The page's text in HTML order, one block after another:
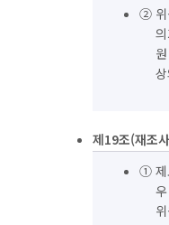
② 위
제19조(재조
① 제